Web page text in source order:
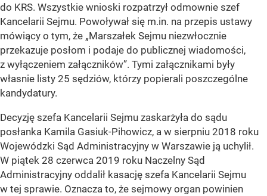
do KRS. Wszystkie wnioski rozpatrzył odmownie szef
Kancelarii Sejmu. Powoływał się m.in. na przepis ustawy
mówiący o tym, że „Marszałek Sejmu niezwłocznie
przekazuje posłom i podaje do publicznej wiadomości,
z wyłączeniem załączników”. Tymi załącznikami były
własnie listy 25 sędziów, którzy popierali poszczególne
kandydatury.
Decyzję szefa Kancelarii Sejmu zaskarżyła do sądu
posłanka Kamila Gasiuk-Pihowicz, a w sierpniu 2018 roku
Wojewódzki Sąd Administracyjny w Warszawie ją uchylił.
W piątek 28 czerwca 2019 roku Naczelny Sąd
Administracyjny oddalił kasację szefa Kancelarii Sejmu
w tej sprawie. Oznacza to, że sejmowy organ powinien